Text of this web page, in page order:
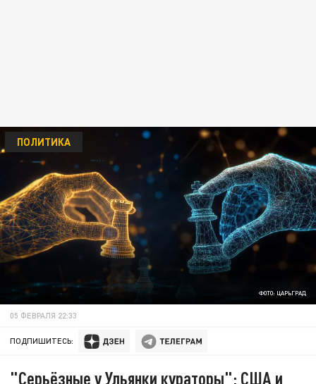
ФОТО: ЦАРЬГРАД
ПОЛИТИКА
05 ФЕВРАЛЯ 22:33
ПОДПИШИТЕСЬ:
"Серьёзные у Ульянки кураторы": США и